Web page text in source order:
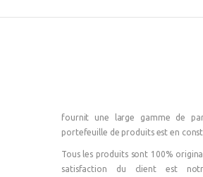
fournit une large gamme de
portefeuille de produits est en
Tous les produits sont 100%
satisfaction du client est